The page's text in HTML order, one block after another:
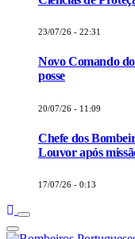
23/07/26 - 22:31
Novo Comando
posse
20/07/26 - 11:09
Chefe dos
Louvor após
17/07/26 - 0:13